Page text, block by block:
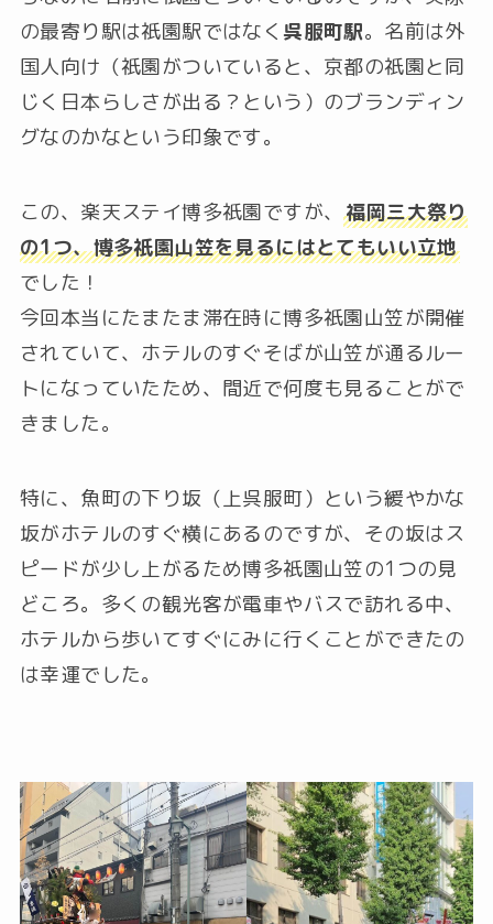
の最寄り駅は祇園駅ではなく 呉服町駅。名前は外
国人向け（祇園がついていると、京都の祇園と同
じく日本らしさが出る？という）のブランディン
グなのかなという印象です。
この、楽天ステイ博多祇園ですが、福岡三大祭り
の1つ、博多祇園山笠を見るにはとてもいい立地
でした！
今回本当にたまたま滞在時に博多祇園山笠が開催
されていて、ホテルのすぐそばが山笠が通るルー
トになっていたため、間近で何度も見ることがで
きました。
特に、魚町の下り坂（上呉服町）という緩やかな
坂がホテルのすぐ横にあるのですが、その坂はス
ピードが少し上がるため博多祇園山笠の1つの見
どころ。多くの観光客が電車やバスで訪れる中、
ホテルから歩いてすぐにみに行くことができたの
は幸運でした。